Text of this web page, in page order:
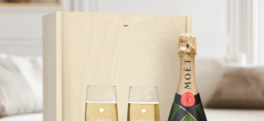
4,5 (basado en +15.000 opiniones)
Nuestros regalos inspiran. Los clientes nos dan un 4,5 en
Google Reviews.
Tarjeta de felicitación gratuita